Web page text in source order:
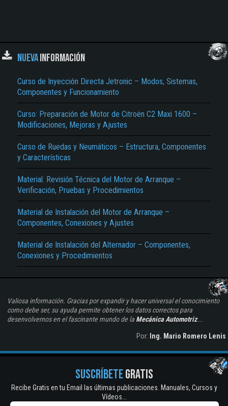
NUEVAINFORMACIÓN
Curso de Inyección Directa Jetronic – Modos, Sistemas,
Componentes y Funcionamiento
Curso: Preparación de Motor de Citroën C2 Maxi 1600 –
Modificaciones, Mejoras y Ajustes
Curso de Ruedas y Neumáticos – Estructura, Componentes
y Características
Material: Revisión Técnica del Motor de Arranque –
Verificación, Pruebas y Procedimientos
Material de Instalación del Motor de Arranque –
Componentes, Conexiones y Ajustes
Material de Instalación del Alternador – Componentes,
Conexiones y Procedimientos
Valiosa información. Gracias por expandir y hacer universal el conocimiento
como debe ser, su ayuda permite obtener los datos correctos para
desenvolvernos en el fascinante mundo de la Mecánica Automotriz...
Por: Ing. Mario Romero Lenis
SUSCRÍBETEGRATIS
Recibe Gratis en tu Email las últimas publicaciones. Manuales, Cursos y
Vídeos...